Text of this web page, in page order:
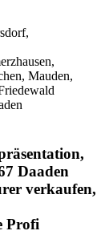
Mauden,
Daaden
verkaufen,
Profi